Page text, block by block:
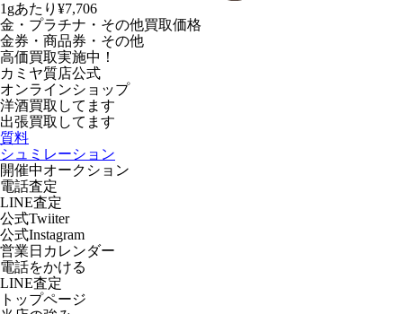
1gあたり ¥7,706
金・プラチナ・その他買取価格
金券・商品券・その他
高価買取実施中！
カミヤ質店公式
オンラインショップ
洋酒買取してます
出張買取 してます
質料
シュミレーション
開催中オークション
電話査定
LINE査定
公式Twiiter
公式Instagram
営業日カレンダー
電話をかける
LINE査定
トップページ